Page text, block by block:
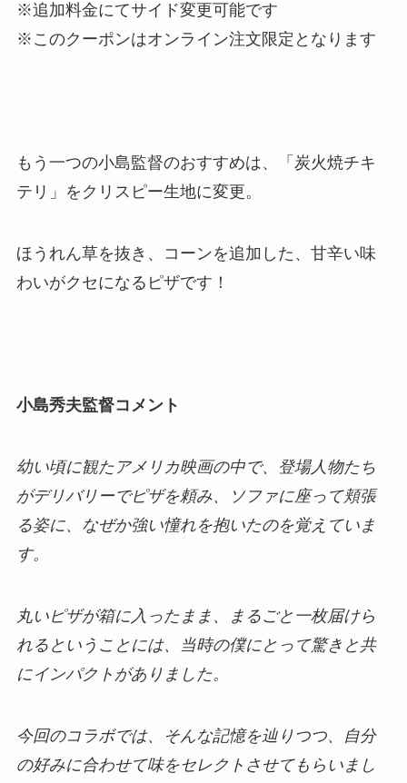
※追加料金にてサイド変更可能です
※このクーポンはオンライン注文限定となります
もう一つの小島監督のおすすめは、「炭火焼チキ
テリ」をクリスピー生地に変更。
ほうれん草を抜き、コーンを追加した、甘辛い味
わいがクセになるピザです！
小島秀夫監督コメント
幼い頃に観たアメリカ映画の中で、登場人物たち
がデリバリーでピザを頼み、ソファに座って頬張
る姿に、なぜか強い憧れを抱いたのを覚えていま
す。
丸いピザが箱に入ったまま、まるごと一枚届けら
れるということには、当時の僕にとって驚きと共
にインパクトがありました。
今回のコラボでは、そんな記憶を辿りつつ、自分
の好みに合わせて味をセレクトさせてもらいまし